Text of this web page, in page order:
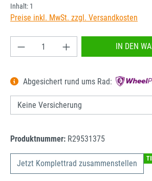
Inhalt: 1
Preise inkl. MwSt. zzgl. Versandkosten
Produkt Anzahl: Gib denIN DEN
Abgesichert rund ums Rad:
Produktnummer: R29531375
Jetzt Komplettrad zusammenstellen